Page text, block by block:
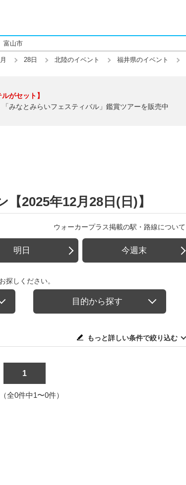
富山市
28日 北陸のイベント 福井県のイベント
がセット】
みなとみらいフェスティバル」鑑賞ツアーを販売中
2025年12月28日(日)】
ウォーカープラス掲載の駅・路線について
明日 今週末
探しください。
目的から探す
もっと詳しい条件で絞り込む
1
全0件中1〜0件）